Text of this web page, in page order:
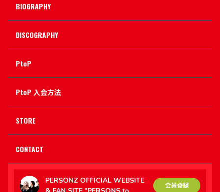
BIOGRAPHY
DISCOGRAPHY
PtoP
PtoP 入会方法
STORE
CONTACT
PERSONZ OFFICIAL WEBSITE
会員登録